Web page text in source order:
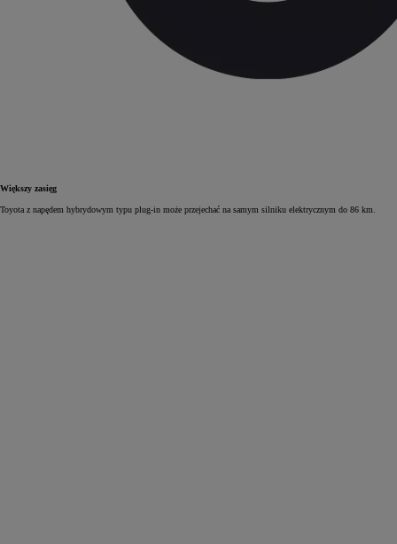
Większy zasięg
Toyota z napędem hybrydowym typu plug‑in może przejechać na samym silniku elektrycznym do 86 km.